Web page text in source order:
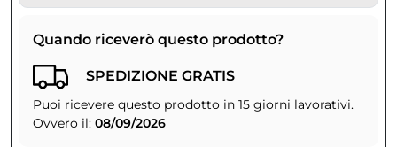
Quando riceverò questo prodotto?
SPEDIZIONE GRATIS
Puoi ricevere questo prodotto in 15 giorni lavorativi.
Ovvero il: 08/09/2026